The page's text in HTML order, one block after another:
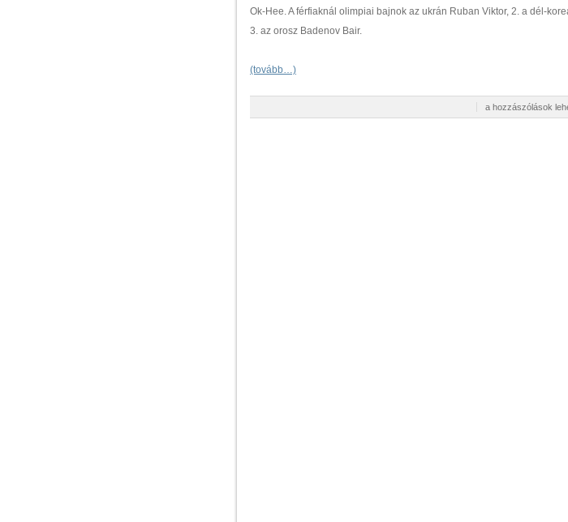
Ok-Hee. A férfiaknál olimpiai bajnok az ukrán Ruban Viktor, 2. a dél-
3. az orosz Badenov Bair.
(tovább…)
Íjászat
a
a hozzászólások